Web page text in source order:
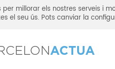
per millorar els nostres serveis i
el seu ús. Pots canviar la